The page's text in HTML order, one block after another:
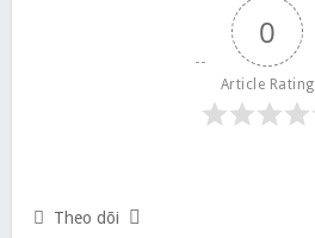
0
Article Rating
Theo dõi